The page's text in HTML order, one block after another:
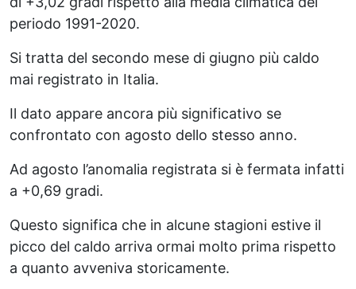
periodo 1991-2020.
Si tratta del secondo mese di giugno più caldo
mai registrato in Italia.
Il dato appare ancora più significativo se
confrontato con agosto dello stesso anno.
Ad agosto l’anomalia registrata si è fermata infatti
a +0,69 gradi.
Questo significa che in alcune stagioni estive il
picco del caldo arriva ormai molto prima rispetto
a quanto avveniva storicamente.